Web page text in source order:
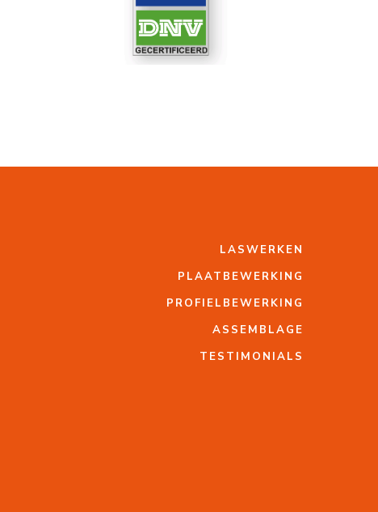
LASWERKEN
PLAATBEWERKING
PROFIELBEWERKING
ASSEMBLAGE
TESTIMONIALS